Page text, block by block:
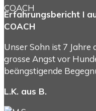
Erfahrungsbericht I
COACH
Unser Sohn ist 7 Jahre
grosse Angst vor
beängstigende
L.K. aus B.